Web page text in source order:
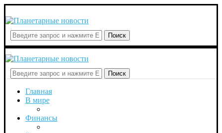
Поиск
Поиск
Главная
В мире
Финансы